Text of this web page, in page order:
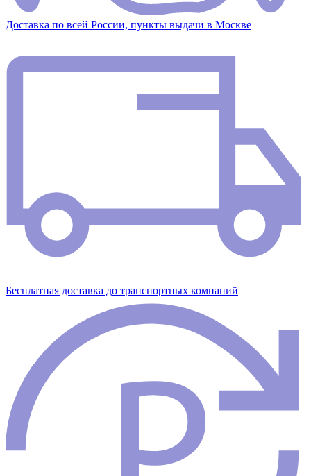
Доставка по всей России, пункты выдачи в Москве
Бесплатная доставка до транспортных компаний